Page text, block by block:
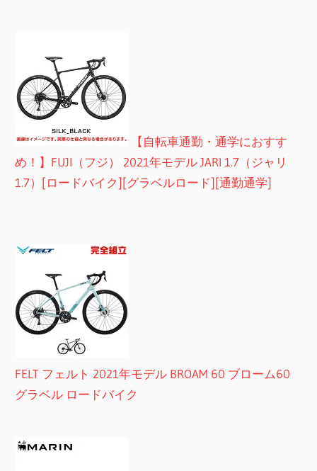
【自転車通勤・通学におすす
め！】FUJI（フジ） 2021年モデル JARI 1.7（ジャリ
1.7）[ロードバイク][グラベルロード][通勤通学]
FELT フェルト 2021年モデル BROAM 60 ブローム60
グラベル ロードバイク